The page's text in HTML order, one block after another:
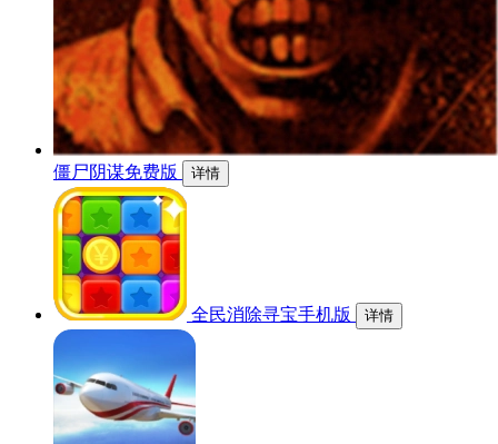
僵尸阴谋免费版 详情
全民消除寻宝手机版 详情